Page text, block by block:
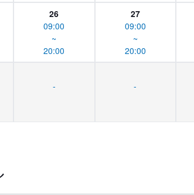
26
09:00
~
20:00
27
09:00
~
20:00
- -